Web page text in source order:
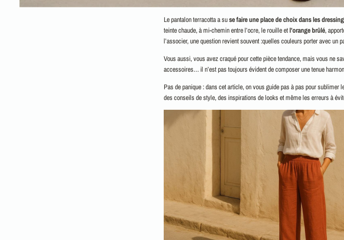
Le pantalon terracotta a suse faire une place de choix dans les
teinte chaude, à mi-chemin entre l’ocre, le rouille etl’orange brûlé,
l’associer, une question revient souvent :quelles couleurs porter avec un
Vous aussi, vous avez craqué pour cette pièce tendance, mais vous ne
accessoires… il n’est pas toujours évident de composer une tenue
Pas de panique : dans cet article, on vous guide pas à pas pour
des conseils de style, des inspirations de looks et même les erreurs à